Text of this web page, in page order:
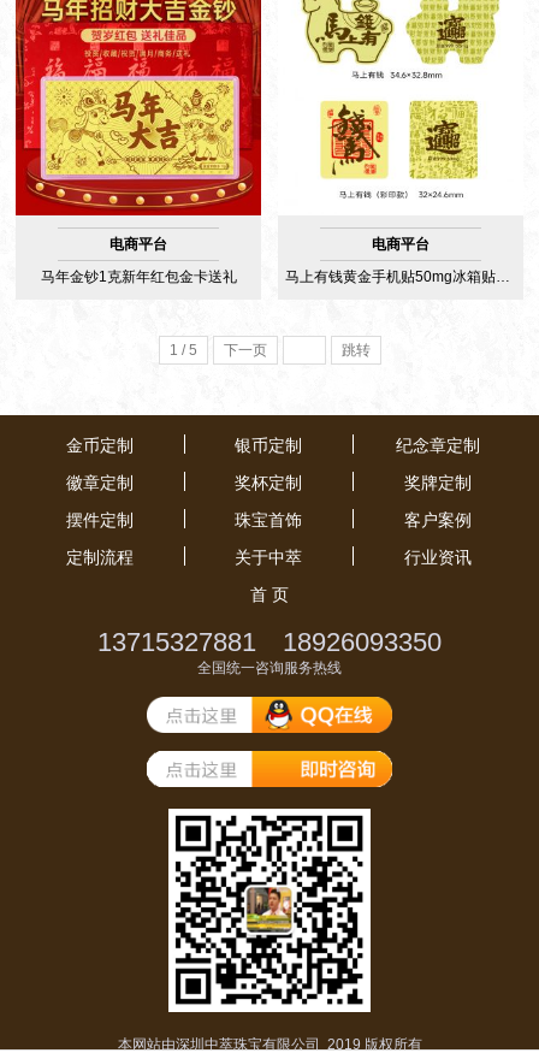
电商平台
马年金钞1克新年红包金卡送礼
电商平台
马上有钱黄金手机贴50mg冰箱贴彩印足金999
1 / 5 下一页 跳转
金币定制 银币定制
纪念章定制
徽章定制
奖杯定制
奖牌定制
摆件定制
珠宝首饰
客户案例
定制流程
关于中萃
行业资讯
首 页
13715327881 18926093350
全国统一咨询服务热线
本网站由深圳中萃珠宝有限公司 2019 版权所有